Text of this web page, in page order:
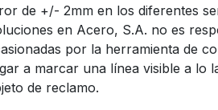
de +/- 2mm en los diferentes
en Acero, S.A. no es
por la herramienta de
a marcar una línea visible a lo
de reclamo.